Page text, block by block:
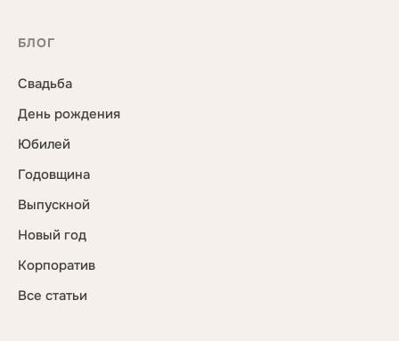
БЛОГ
Свадьба
День рождения
Юбилей
Годовщина
Выпускной
Новый год
Корпоратив
Все статьи